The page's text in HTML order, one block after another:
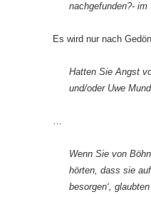
nachgefunden?- im
Es wird nur nach
Hatten Sie Angst
und/oder Uwe
…
Wenn Sie von
hörten, dass sie
besorgen‘,